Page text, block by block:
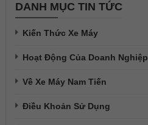
DANH MỤC TIN TỨC
Kiến Thức Xe Máy
Hoạt Động Của Doanh Nghiệp
Về Xe Máy Nam Tiến
Điều Khoản Sử Dụng